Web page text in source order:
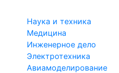
Наука и техника
Медицина
Инженерное дело
Электротехника
Авиамоделирование